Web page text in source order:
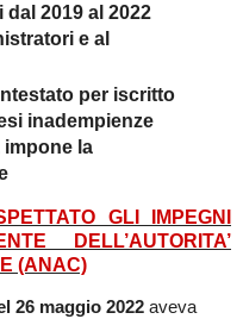
2019 al 2022
e al
per iscritto
inadempienze
la
GLI IMPEGNI
DELL’AUTORITA’
(ANAC)
26 maggio 2022 aveva